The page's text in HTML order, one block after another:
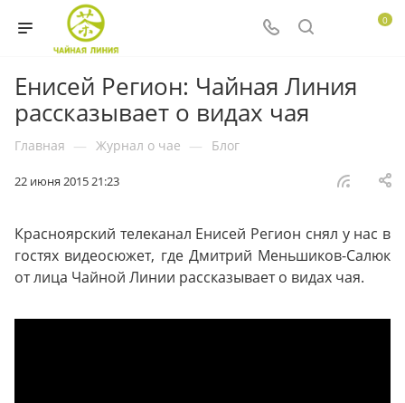
0
Енисей Регион: Чайная Линия
рассказывает о видах чая
Главная — Журнал о чае — Блог
22 июня 2015 21:23
Красноярский телеканал Енисей Регион снял у нас в
гостях видеосюжет, где Дмитрий Меньшиков-Салюк
от лица Чайной Линии рассказывает о видах чая.